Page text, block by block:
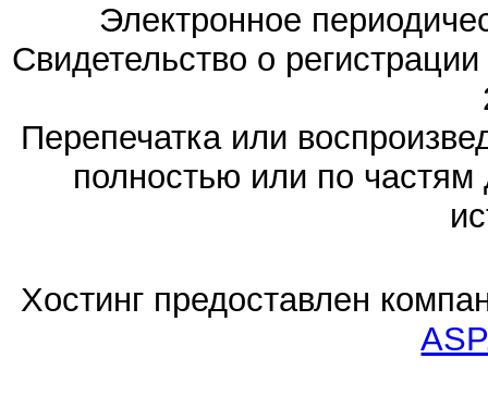
Электронное
Свидетельство о
Перепечатка или
полностью или по частям
Хостинг предоставлен